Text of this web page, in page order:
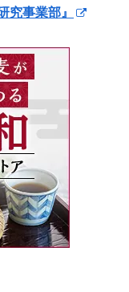
究事業部』